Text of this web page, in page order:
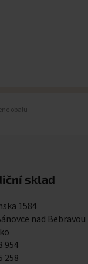
obalu
sklad
1584
nad Bebravou
954
258